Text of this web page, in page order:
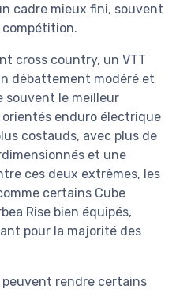
cadre mieux fini, souvent
compétition.
cross country, un VTT
débattement modéré et
souvent le meilleur
enduro électrique
costauds, avec plus de
et une
ces deux extrêmes, les
certains Cube
Rise bien équipés,
pour la majorité des
peuvent rendre certains